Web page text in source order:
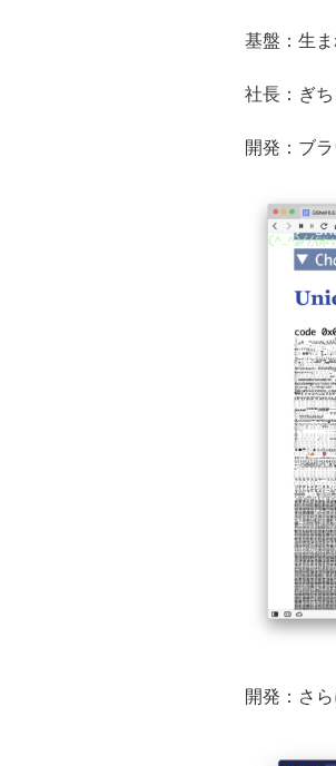
基盤：生
社長：ぎち
開発：ブ
開発：さら